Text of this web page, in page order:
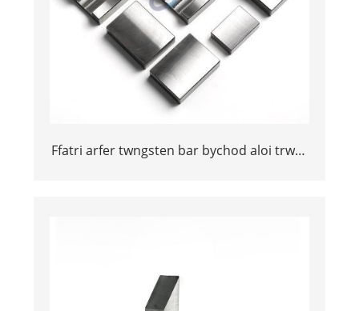
Ffatri arfer twngsten bar bychod aloi trwm